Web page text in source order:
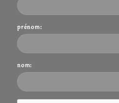
prénom:
nom: